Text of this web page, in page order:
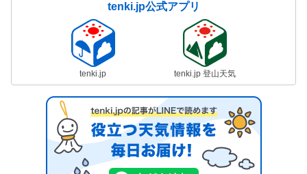
tenki.jp公式アプリ
tenki.jp tenki.jp 登山天気